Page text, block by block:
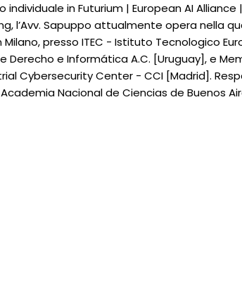
individuale in Futurium | European AI
l’Avv. Sapuppo attualmente opera nella
presso ITEC - Istituto Tecnologico
e Informática A.C. [Uruguay], e
Cybersecurity Center - CCI [Madrid].
Nacional de Ciencias de Buenos